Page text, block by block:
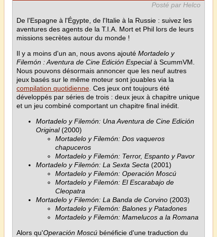
Posté par Helco
De l'Espagne à l'Égypte, de l'Italie à la Russie : suivez les
aventures des agents de la T.I.A. Mort et Phil lors de leurs
missions secrètes autour du monde !
Il y a moins d'un an, nous avons ajouté Mortadelo y
Filemón : Aventura de Cine Edición Especialà ScummVM.
Nous pouvons désormais annoncer que les neuf autres
jeux basés sur le même moteur sont jouables via la
compilation quotidienne . Ces jeux ont toujours été
développés par séries de trois : deux jeux à chapitre unique
et un jeu combiné comportant un chapitre final inédit.
Mortadelo y Filemón: Una Aventura de Cine Edición
Original(2000)
Mortadelo y Filemón: Dos vaqueros
chapuceros
Mortadelo y Filemón: Terror, Espanto y Pavor
Mortadelo y Filemón: La Sexta Secta (2001)
Mortadelo y Filemón: Operación Moscú
Mortadelo y Filemón: El Escarabajo de
Cleopatra
Mortadelo y Filemón: La Banda de Corvino (2003)
Mortadelo y Filemón: Balones y Patadones
Mortadelo y Filemón: Mamelucos a la Romana
Alors qu'Operación Moscú bénéficie d'une traduction du